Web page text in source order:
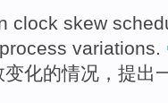
clock skew
process variations
变化的情况， 提出